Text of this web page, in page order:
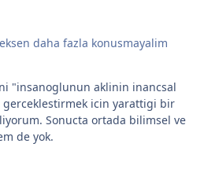
daha fazla konusmayalim
"insanoglunun aklinin inancsal
icin yarattigi bir
Sonucta ortada bilimsel ve
de yok.